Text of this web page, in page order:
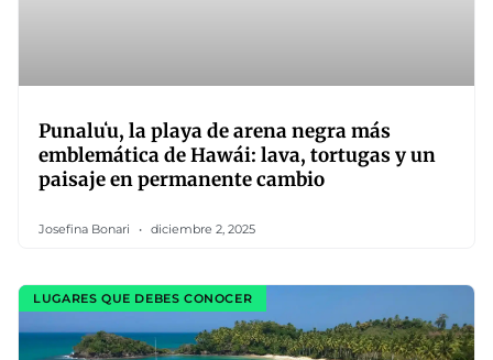
Punaluʻu, la playa de arena negra más
emblemática de Hawái: lava, tortugas y un
paisaje en permanente cambio
Josefina Bonari diciembre 2, 2025
LUGARES QUE DEBES CONOCER